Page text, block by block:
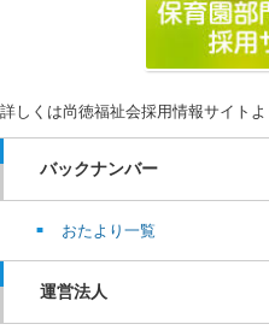
詳しくは尚徳福祉会採用情報サイトよ
バックナンバー
おたより一覧
運営法人